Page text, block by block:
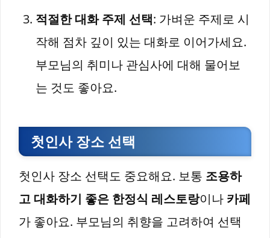
적절한 대화 주제 선택: 가벼운 주제로 시
작해 점차 깊이 있는 대화로 이어가세요.
부모님의 취미나 관심사에 대해 물어보
는 것도 좋아요.
첫인사 장소 선택
첫인사 장소 선택도 중요해요. 보통 조용하
고 대화하기 좋은 한정식 레스토랑이나 카페
가 좋아요. 부모님의 취향을 고려하여 선택